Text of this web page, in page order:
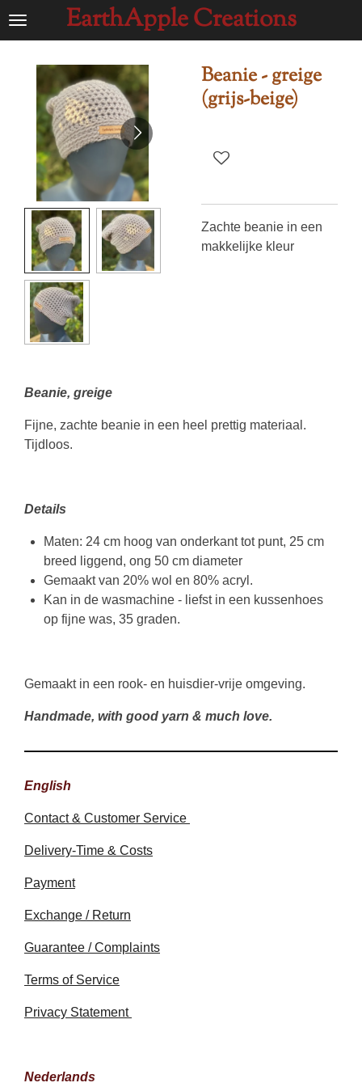
Ga
hoofdinhoud
EarthApple Creations
Beanie - greige
(grijs-beige)
Zachte beanie in een
makkelijke kleur
Beanie, greige
Fijne, zachte beanie in een heel prettig materiaal.
Tijdloos.
Details
Maten: 24 cm hoog van onderkant tot punt, 25 cm
breed liggend, ong 50 cm diameter
Gemaakt van 20% wol en 80% acryl.
Kan in de wasmachine - liefst in een kussenhoes
op fijne was, 35 graden.
Gemaakt in een rook- en huisdier-vrije omgeving.
Handmade, with good yarn & much love.
English
Contact & Customer Service
Delivery-Time & Costs
Payment
Exchange / Return
Guarantee / Complaints
Terms of Service
Privacy Statement
Nederlands